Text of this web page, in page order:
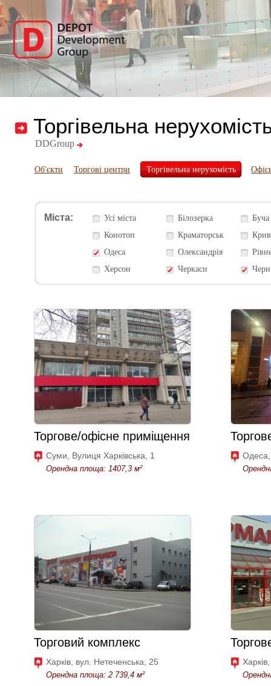
Торгівельна
DDGroup
Об'єкти Торгові центри Торгівельна нерухомість
Міста: Усі міста Білозерка
Буча
Конотоп
Краматорськ
Одеса
Олександрія
Херсон
Черкаси
Торгове/офісне приміщення
Суми, Вулиця Харківська, 1
Орендна площа: 1407,3 м²
Одеса,
Торговий комплекс
Харків, вул. Нетеченська, 25
Орендна площа: 2 739,4 м²